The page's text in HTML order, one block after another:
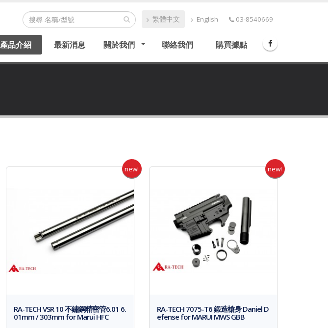
繁體中文 English 03-8540669
產品介紹 最新消息 關於我們 聯絡我們 購買據點
new!
RA-TECH VSR 10 不鏽鋼精密管6.01 6.
01mm / 303mm for Marui HFC
new!
RA-TECH 7075-T6 鍛造槍身 Daniel D
efense for MARUI MWS GBB